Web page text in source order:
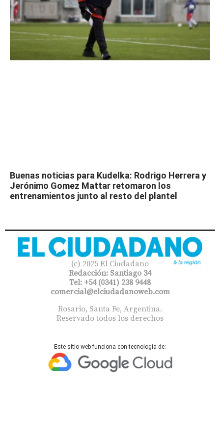
Buenas noticias para Kudelka: Rodrigo Herrera y
Jerónimo Gomez Mattar retomaron los
entrenamientos junto al resto del plantel
(c) 2025 El Ciudadano
Redacción: Santiago 34
Tel: +54 (0341) 238 9448
comercial@elciudadanoweb.com​
Rosario, Santa Fe, Argentina.
Reservado todos los derechos
Este sitio web funciona con tecnología de: